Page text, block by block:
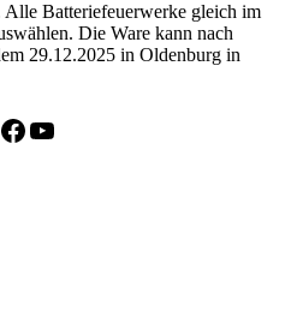
Batteriefeuerwerke gleich im
Die Ware kann nach
29.12.2025 in Oldenburg in
Facebook
YouTube